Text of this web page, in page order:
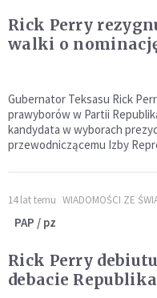
Rick Perry
walki o
Gubernator Teksasu Rick
prawyborów w Partii
kandydata w wyborach
przewodniczącemu Izby
14 lat temu WIADOMOŚCI ZE
PAP / pz
Rick Perry
debacie